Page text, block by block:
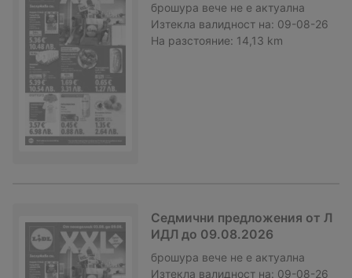
брошура вече не е актуална
Изтекла валидност на: 09-08-26
На разстояние: 14,13 km
Седмични предложения от Л
ИДЛ до 09.08.2026
брошура вече не е актуална
Изтекла валидност на: 09-08-26